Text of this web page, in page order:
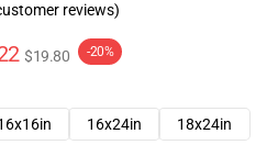
reviews)
$19.80 -20%
16x24in 18x24in